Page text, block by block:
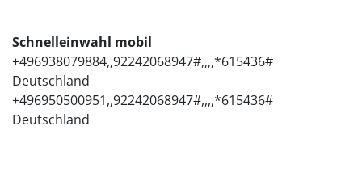
Schnelleinwahl mobil
+496938079884,,92242068947#,,,,*615436#
Deutschland
+496950500951,,92242068947#,,,,*615436#
Deutschland